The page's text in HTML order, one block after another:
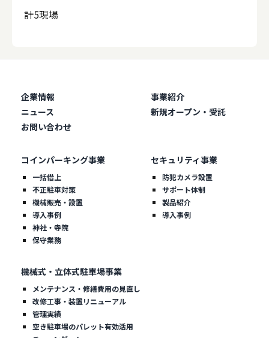
計5現場
企業情報
事業紹介
ニュース
新規オープン・受託
お問い合わせ
コインパーキング事業
一括借上
不正駐車対策
機械販売・設置
導入事例
神社・寺院
保守業務
セキュリティ事業
防犯カメラ設置
サポート体制
製品紹介
導入事例
機械式・立体式駐車場事業
メンテナンス・修繕費用の見直し
改修工事・装置リニューアル
管理実績
空き駐車場のパレット有効活用